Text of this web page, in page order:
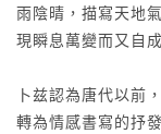
雨陰晴，描寫天地
現瞬息萬變而又自
卜兹認為唐代以前
轉為情感書寫的抒